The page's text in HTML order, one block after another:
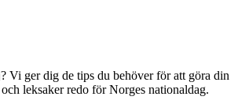
Vi ger dig de tips du behöver för att göra din
leksaker redo för Norges nationaldag.